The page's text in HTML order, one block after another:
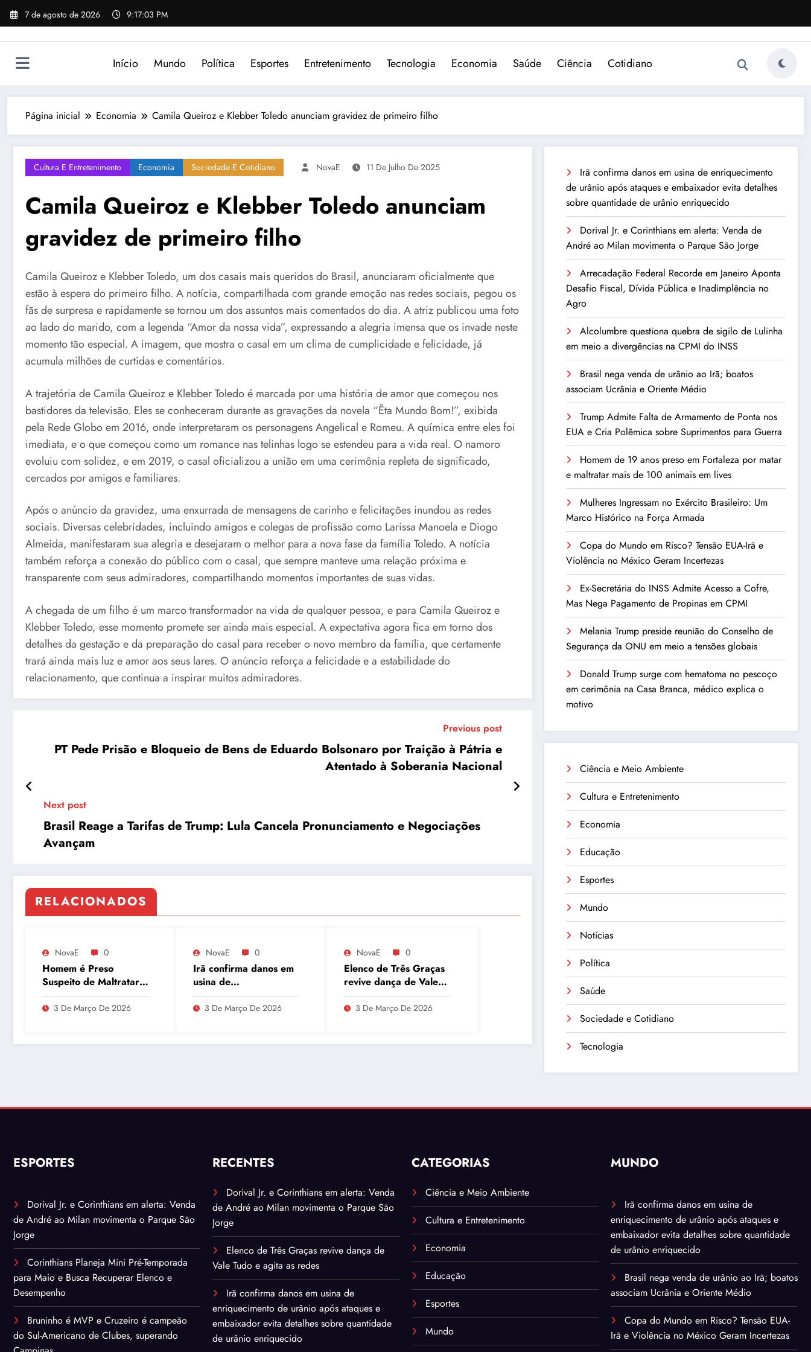
Pular
para
7 de agosto de 2026 9:17:03 PM
Início Mundo Política Esportes Entretenimento Tecnologia Economia Saúde Ciência Cotidiano
Página inicial Economia Camila Queiroz e Klebber Toledo anunciam gravidez de primeiro filho
Cultura E Entretenimento Economia Sociedade E Cotidiano NovaE 11 De Julho De 2025
Camila Queiroz e Klebber Toledo anunciam
gravidez de primeiro filho
Camila Queiroz e Klebber Toledo, um dos casais mais queridos do Brasil, anunciaram oficialmente que
estão à espera do primeiro filho. A notícia, compartilhada com grande emoção nas redes sociais, pegou os
fãs de surpresa e rapidamente se tornou um dos assuntos mais comentados do dia. A atriz publicou uma foto
ao lado do marido, com a legenda “Amor da nossa vida”, expressando a alegria imensa que os invade neste
momento tão especial. A imagem, que mostra o casal em um clima de cumplicidade e felicidade, já
acumula milhões de curtidas e comentários.
A trajetória de Camila Queiroz e Klebber Toledo é marcada por uma história de amor que começou nos
bastidores da televisão. Eles se conheceram durante as gravações da novela “Êta Mundo Bom!”, exibida
pela Rede Globo em 2016, onde interpretaram os personagens Angelical e Romeu. A química entre eles foi
imediata, e o que começou como um romance nas telinhas logo se estendeu para a vida real. O namoro
evoluiu com solidez, e em 2019, o casal oficializou a união em uma cerimônia repleta de significado,
cercados por amigos e familiares.
Após o anúncio da gravidez, uma enxurrada de mensagens de carinho e felicitações inundou as redes
sociais. Diversas celebridades, incluindo amigos e colegas de profissão como Larissa Manoela e Diogo
Almeida, manifestaram sua alegria e desejaram o melhor para a nova fase da família Toledo. A notícia
também reforça a conexão do público com o casal, que sempre manteve uma relação próxima e
transparente com seus admiradores, compartilhando momentos importantes de suas vidas.
A chegada de um filho é um marco transformador na vida de qualquer pessoa, e para Camila Queiroz e
Klebber Toledo, esse momento promete ser ainda mais especial. A expectativa agora fica em torno dos
detalhes da gestação e da preparação do casal para receber o novo membro da família, que certamente
trará ainda mais luz e amor aos seus lares. O anúncio reforça a felicidade e a estabilidade do
relacionamento, que continua a inspirar muitos admiradores.
Previous post
PT Pede Prisão e Bloqueio de Bens de Eduardo Bolsonaro por Traição à Pátria e
Atentado à Soberania Nacional
Next post
Brasil Reage a Tarifas de Trump: Lula Cancela Pronunciamento e Negociações
Avançam
RELACIONADOS
NovaE 0
Homem é Preso
Suspeito de Maltratar
Mais de 100 Animais
Durante Lives
3 De Março De 2026
NovaE 0
Irã confirma danos em
usina de
enriquecimento de
urânio após ataques e
quantidade de urânio
3 De Março De 2026
NovaE 0
Elenco de Três Graças
revive dança de Vale
Tudo e agita as redes
3 De Março De 2026
Irã confirma danos em usina de enriquecimento
de urânio após ataques e embaixador evita detalhes
sobre quantidade de urânio enriquecido
Dorival Jr. e Corinthians em alerta: Venda de
André ao Milan movimenta o Parque São Jorge
Arrecadação Federal Recorde em Janeiro Aponta
Desafio Fiscal, Dívida Pública e Inadimplência no
Agro
Alcolumbre questiona quebra de sigilo de Lulinha
em meio a divergências na CPMI do INSS
Brasil nega venda de urânio ao Irã; boatos
associam Ucrânia e Oriente Médio
Trump Admite Falta de Armamento de Ponta nos
EUA e Cria Polêmica sobre Suprimentos para Guerra
Homem de 19 anos preso em Fortaleza por matar
e maltratar mais de 100 animais em lives
Mulheres Ingressam no Exército Brasileiro: Um
Marco Histórico na Força Armada
Copa do Mundo em Risco? Tensão EUA-Irã e
Violência no México Geram Incertezas
Ex-Secretária do INSS Admite Acesso a Cofre,
Mas Nega Pagamento de Propinas em CPMI
Melania Trump preside reunião do Conselho de
Segurança da ONU em meio a tensões globais
Donald Trump surge com hematoma no pescoço
em cerimônia na Casa Branca, médico explica o
motivo
Ciência e Meio Ambiente
Cultura e Entretenimento
Economia
Educação
Esportes
Mundo
Notícias
Política
Saúde
Sociedade e Cotidiano
Tecnologia
ESPORTES
Dorival Jr. e Corinthians em alerta: Venda
de André ao Milan movimenta o Parque São
Jorge
Corinthians Planeja Mini Pré-Temporada
para Maio e Busca Recuperar Elenco e
Desempenho
Bruninho é MVP e Cruzeiro é campeão
do Sul-Americano de Clubes, superando
RECENTES
Dorival Jr. e Corinthians em alerta: Venda
de André ao Milan movimenta o Parque São
Jorge
Elenco de Três Graças revive dança de
Vale Tudo e agita as redes
Irã confirma danos em usina de
enriquecimento de urânio após ataques e
embaixador evita detalhes sobre quantidade
de urânio enriquecido
CATEGORIAS
Ciência e Meio Ambiente
Cultura e Entretenimento
Economia
Educação
Esportes
Mundo
MUNDO
Irã confirma danos em usina de
enriquecimento de urânio após ataques e
embaixador evita detalhes sobre quantidade
de urânio enriquecido
Brasil nega venda de urânio ao Irã; boatos
associam Ucrânia e Oriente Médio
Copa do Mundo em Risco? Tensão EUA-
Irã e Violência no México Geram Incertezas